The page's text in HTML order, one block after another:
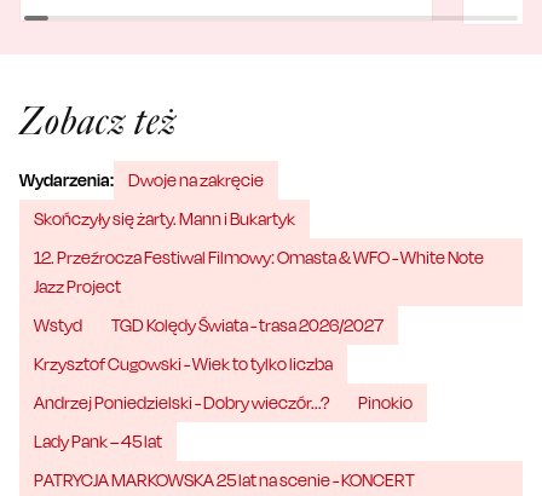
Zobacz też
Wydarzenia:
Dwoje na zakręcie
Skończyły się żarty. Mann i Bukartyk
12. Przeźrocza Festiwal Filmowy: Omasta & WFO - White Note
Jazz Project
Wstyd
TGD Kolędy Świata - trasa 2026/2027
Krzysztof Cugowski - Wiek to tylko liczba
Andrzej Poniedzielski - Dobry wieczór...?
Pinokio
Lady Pank – 45 lat
PATRYCJA MARKOWSKA 25 lat na scenie - KONCERT